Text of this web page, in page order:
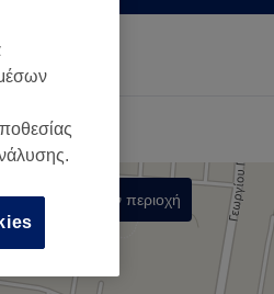
Αναζήτηση στην περιοχή
μέσων